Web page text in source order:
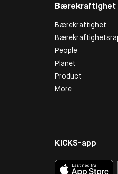
Bærekraftighet
Bærekraftighet
People
Planet
Product
More
KICKS-app